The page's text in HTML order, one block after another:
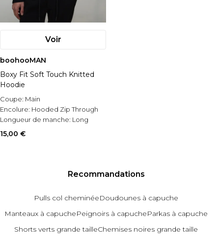
Voir
boohooMAN
Boxy Fit Soft Touch Knitted
Hoodie
Coupe: Main
Encolure: Hooded Zip Through
Longueur de manche: Long
Sleeve
15,00 €
Recommandations
Pulls col cheminéeDoudounes à capuche
Manteaux à capuchePeignoirs à capucheParkas à capuche
Shorts verts grande tailleChemises noires grande taille